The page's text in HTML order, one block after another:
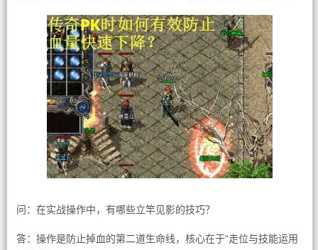
问：在实战操作中，有哪些立竿见影的技巧？
答：操作是防止掉血的第二道生命线，核心在于“走位与技能运用